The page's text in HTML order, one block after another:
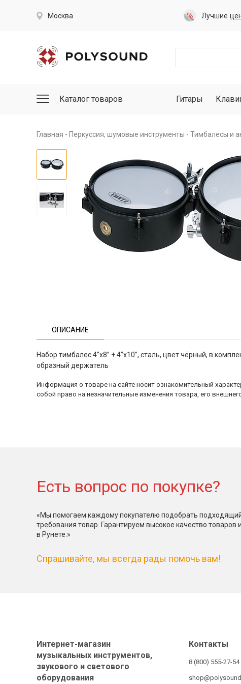
Москва Лучшие
Каталог товаров Гитары
Главная Перкуссия, шумовые инструменты Тимбалесы и
ОПИСАНИЕ
Набор тимбалес 4”x8” + 4”x10”, сталь, цвет чёрный, в
образный держатель
Информация о товаре на сайте носит ознакомительный
собой право на незначительные изменения товара, его
Есть вопрос по покупке?
«Мы помогаем каждому покупателю подобрать
требования товар. Гарантируем высокое качество товаров
в Рунете.»
Спрашивайте, мы всегда рады помочь вам!
Интернет-магазин
музыкальных инструментов,
звукового и светового
оборудования
Контакты
8 (800) 555-27-54